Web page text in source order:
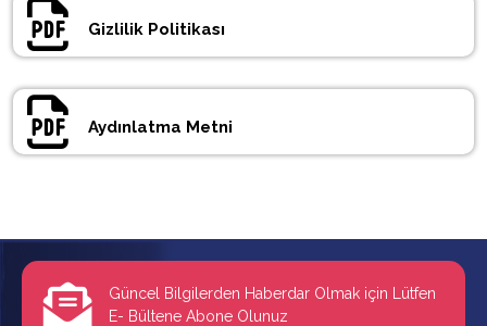
Gizlilik Politikası
Aydınlatma Metni
Güncel Bilgilerden Haberdar Olmak için Lütfen
E- Bültene Abone Olunuz